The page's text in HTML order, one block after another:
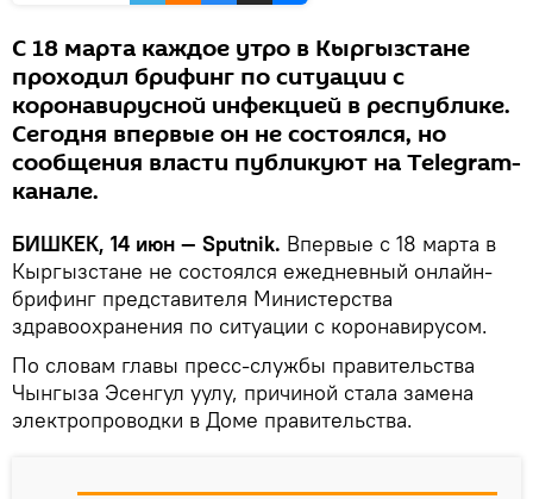
С 18 марта каждое утро в Кыргызстане
проходил брифинг по ситуации с
коронавирусной инфекцией в республике.
Сегодня впервые он не состоялся, но
сообщения власти публикуют на Telegram-
канале.
БИШКЕК, 14 июн — Sputnik. Впервые с 18 марта в
Кыргызстане не состоялся ежедневный онлайн-
брифинг представителя Министерства
здравоохранения по ситуации с коронавирусом.
По словам главы пресс-службы правительства
Чынгыза Эсенгул уулу, причиной стала замена
электропроводки в Доме правительства.